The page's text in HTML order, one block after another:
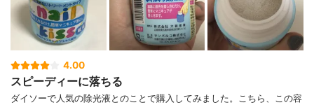
4.00
スピーディーに落ちる
ダイソーで人気の除光液とのことで購入してみました。こちら、この容